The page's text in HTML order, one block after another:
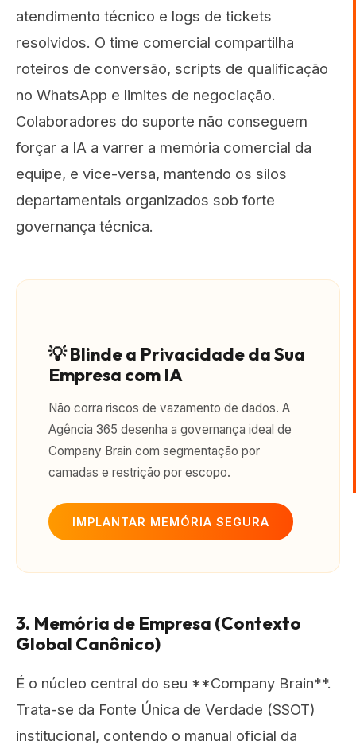
atendimento técnico e logs de tickets
resolvidos. O time comercial compartilha
roteiros de conversão, scripts de qualificação
no WhatsApp e limites de negociação.
Colaboradores do suporte não conseguem
forçar a IA a varrer a memória comercial da
equipe, e vice-versa, mantendo os silos
departamentais organizados sob forte
governança técnica.
💡 Blinde a Privacidade da Sua
Empresa com IA
Não corra riscos de vazamento de dados. A
Agência 365 desenha a governança ideal de
Company Brain com segmentação por
camadas e restrição por escopo.
IMPLANTAR MEMÓRIA SEGURA
3. Memória de Empresa (Contexto
Global Canônico)
É o núcleo central do seu **Company Brain**.
Trata-se da Fonte Única de Verdade (SSOT)
institucional, contendo o manual oficial da